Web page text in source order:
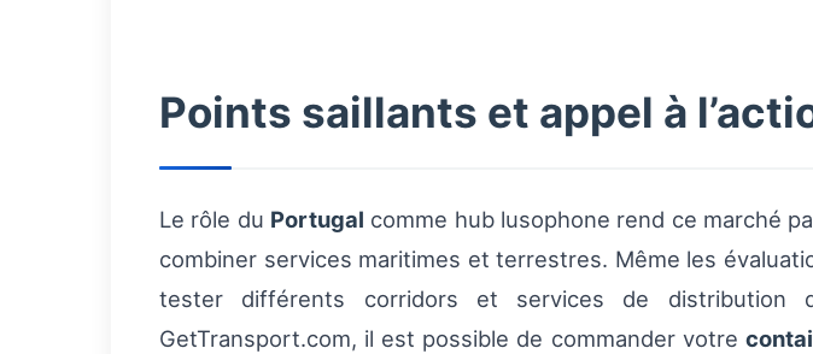
Points saillants et appel à
Le rôle du Portugal comme hub lusophone rend ce marché
combiner services maritimes et terrestres. Même les
tester différents corridors et services de distribution
GetTransport.com, il est possible de commander votre